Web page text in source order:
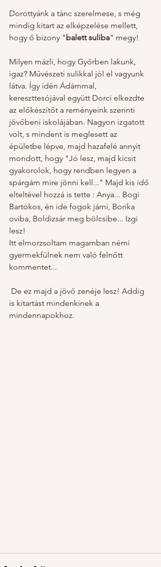
Dorottyánk a tánc szerelmese, s még
mindig kitart az elképzelése mellett,
hogy ő bizony "balett suliba" megy!
Milyen mázli, hogy Győrben lakunk,
igaz? Művészeti sulikkal jól el vagyunk
látva. Így idén Ádámmal,
kereszttesójával együtt Dorci elkezdte
az előkészítőt a reményeink szerinti
jövőbeni iskolájában. Nagyon izgatott
volt, s mindent is meglesett az
épületbe lépve, majd hazafelé annyit
mondott, hogy "Jó lesz, majd kicsit
gyakorolok, hogy rendben legyen a
spárgám mire jönni kell..." Majd kis idő
elteltével hozzá is tette : Anya... Bogi
Bartókos, én ide fogok járni, Borika
oviba, Boldizsár meg bölcsibe... Izgi
lesz!
Itt elmorzsoltam magamban némi
gyermekfülnek nem való felnőtt
kommentet...
De ez majd a jövő zenéje lesz! Addig
is kitartást mindenkinek a
mindennapokhoz.